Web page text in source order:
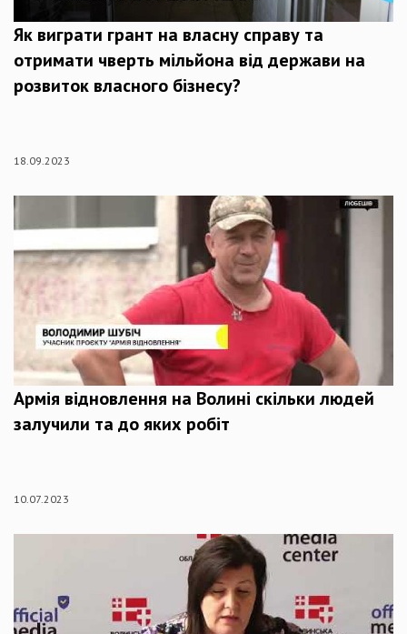
Як виграти грант на власну справу та
отримати чверть мільйона від держави на
розвиток власного бізнесу?
18.09.2023
Армія відновлення на Волині скільки людей
залучили та до яких робіт
10.07.2023